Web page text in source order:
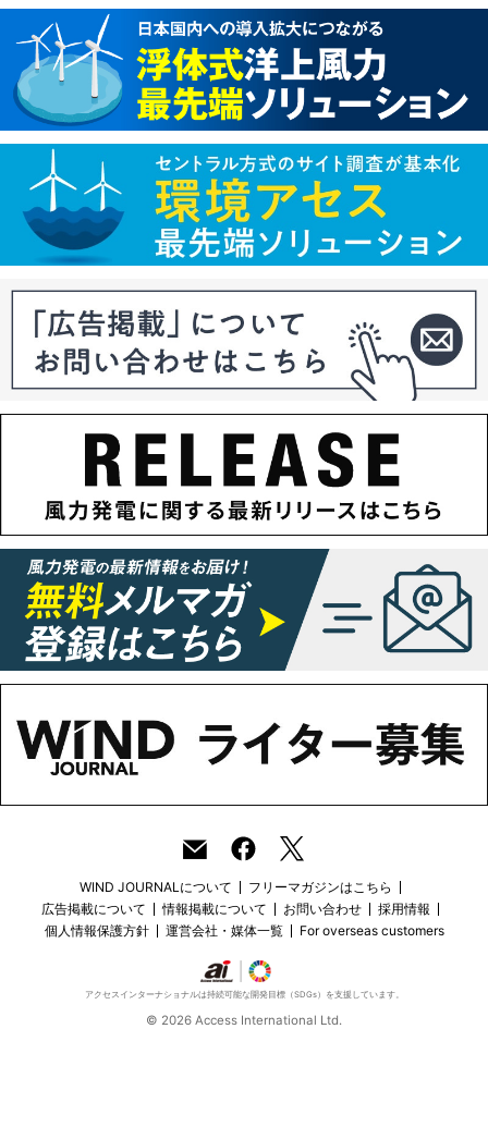
WIND JOURNALについて
フリーマガジンはこちら
広告掲載について
情報掲載について お問い合わせ
採用情報
個人情報保護方針
運営会社・媒体一覧 For overseas customers
アクセスインターナショナルは持続可能な開発目標（SDGs）を支援しています。
© 2026 Access International Ltd.